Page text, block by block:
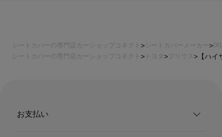
シートカバーの専門店カーショップコネクト シートカバーメーカー
シートカバーの専門店カーショップコネクト
トヨタ プリウス 【ハイ
お支払い